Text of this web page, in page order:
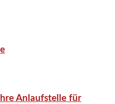
Anlaufstelle für